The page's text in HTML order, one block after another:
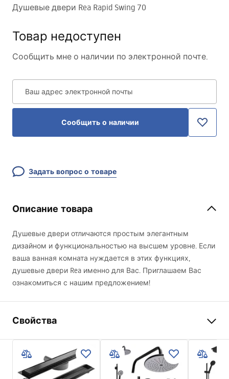
Душевые двери Rea Rapid Swing 70
Товар недоступен
Сообщить мне о наличии по электронной почте.
Ваш адрес электронной почты
Сообщить о наличии
Задать вопрос о товаре
Описание товара
Душевые двери отличаются простым элегантным
дизайном и функциональностью на высшем уровне. Если
ваша ванная комната нуждается в этих функциях,
душевые двери Rea именно для Вас. Приглашаем Вас
ознакомиться с нашим предложением!
Свойства
Способ открытия дверей
Распашные
Размер дверей